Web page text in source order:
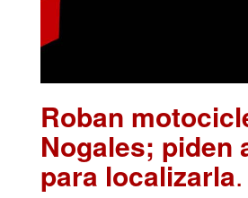
Roban
Nogales; piden
para localizarla